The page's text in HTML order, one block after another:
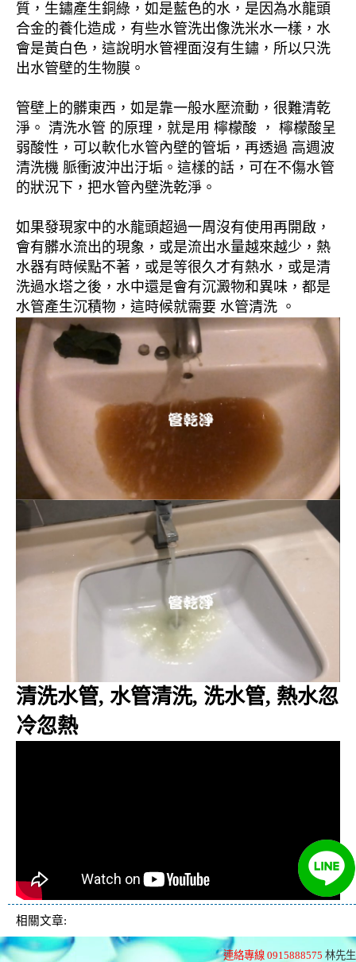
質，生鏽產生銅綠，如是藍色的水，是因為水龍頭
合金的養化造成，有些水管洗出像洗米水一樣，水
會是黃白色，這說明水管裡面沒有生鏽，所以只洗
出水管壁的生物膜。
管壁上的髒東西，如是靠一般水壓流動，很難清乾
淨。 清洗水管 的原理，就是用 檸檬酸 ， 檸檬酸呈
弱酸性，可以軟化水管內壁的管垢，再透過 高週波
清洗機 脈衝波沖出汙垢。這樣的話，可在不傷水管
的狀況下，把水管內壁洗乾淨。
如果發現家中的水龍頭超過一周沒有使用再開啟，
會有髒水流出的現象，或是流出水量越來越少，熱
水器有時候點不著，或是等很久才有熱水，或是清
洗過水塔之後，水中還是會有沉澱物和異味，都是
水管產生沉積物，這時候就需要 水管清洗 。
清洗水管, 水管清洗, 洗水管, 熱水忽
冷忽熱
相關文章:
連絡專線 0915888575 林先生